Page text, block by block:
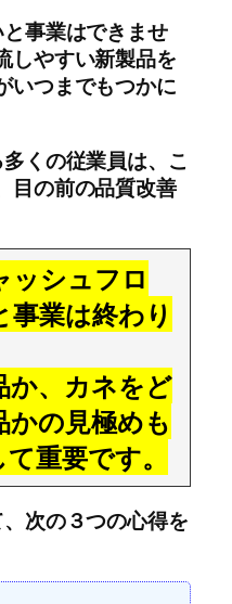
事業はできませ
しやすい新製品を
いつまでもつかに
くの従業員は、こ
目の前の品質改善
ッシュフロ
業は終わり
か、カネをど
かの見極めも
重要です。
次の３つの心得を